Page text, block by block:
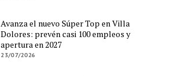
Avanza el nuevo Súper Top en Villa
Dolores: prevén casi 100 empleos y
apertura en 2027
23/07/2026